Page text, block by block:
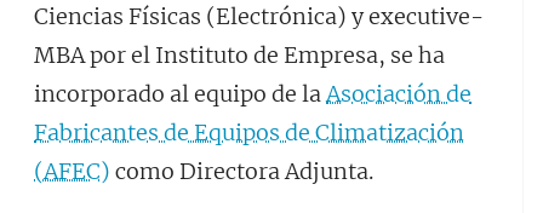
Ciencias Físicas (Electrónica) y executive-
MBA por el Instituto de Empresa, se ha
incorporado al equipo de laAsociación de
Fabricantes de Equipos de Climatización
(AFEC) como Directora Adjunta.